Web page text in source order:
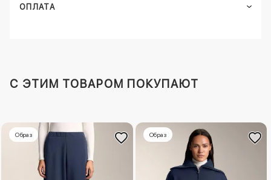
ОПЛАТА
C ЭТИМ ТОВАРОМ ПОКУПАЮТ
Образ Образ